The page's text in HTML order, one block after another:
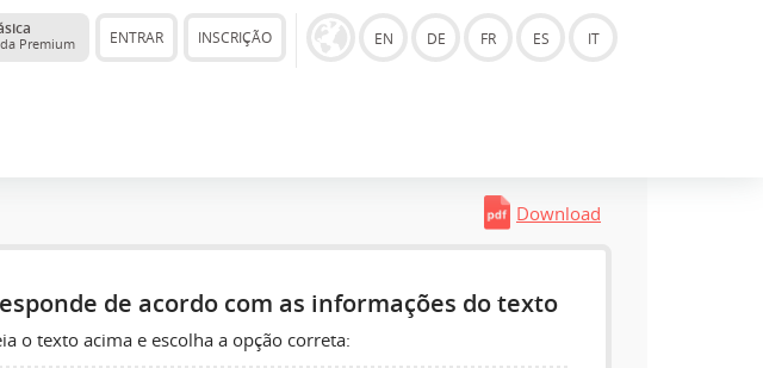
Premium ENTRAR INSCRIÇÃO EN DE FR ES IT
Download
de acordo com as informações do texto
o texto acima e escolha a opção correta: